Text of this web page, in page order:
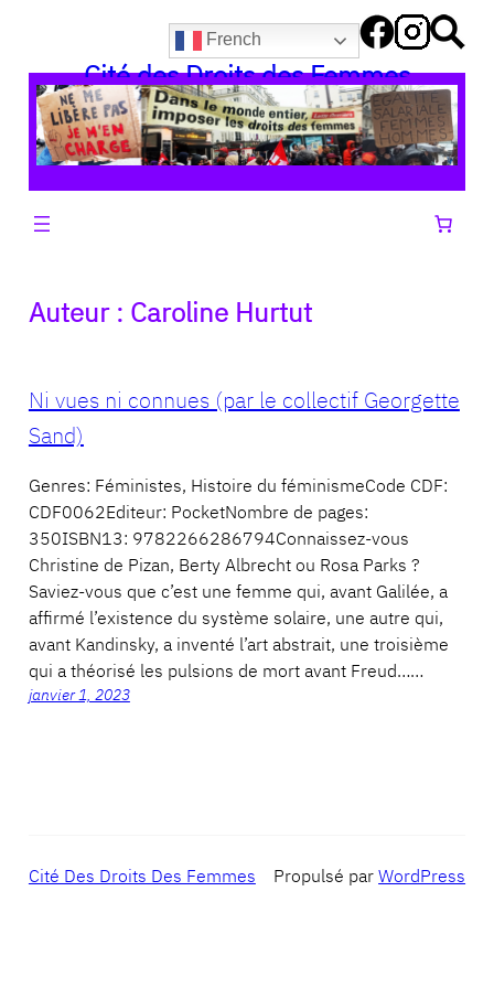
contenu
French
Cité des Droits des Femmes
Auteur : Caroline Hurtut
Ni vues ni connues (par le collectif Georgette
Sand)
Genres: Féministes, Histoire du féminismeCode CDF:
CDF0062Editeur: PocketNombre de pages:
350ISBN13: 9782266286794Connaissez-vous
Christine de Pizan, Berty Albrecht ou Rosa Parks ?
Saviez-vous que c’est une femme qui, avant Galilée, a
affirmé l’existence du système solaire, une autre qui,
avant Kandinsky, a inventé l’art abstrait, une troisième
qui a théorisé les pulsions de mort avant Freud……
janvier 1, 2023
Cité Des Droits Des Femmes Propulsé parWordPress